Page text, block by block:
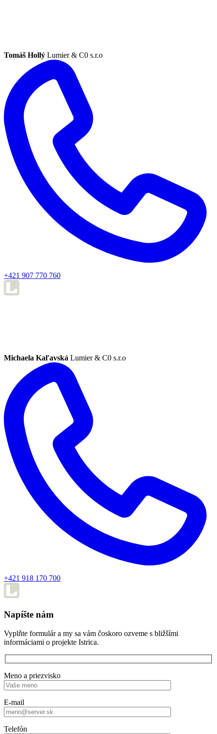
Tomáš Hollý Lumier & C0 s.r.o
+421 907 770 760
Michaela Kaľavská Lumier & C0 s.r.o
+421 918 170 700
Napíšte nám
Vyplňte formulár a my sa vám čoskoro ozveme s bližšími
informáciami o projekte Istrica.
Meno a priezvisko
E-mail
Telefón